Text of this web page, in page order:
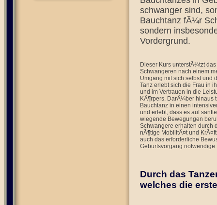
schwanger sind,
Bauchtanz fÃ¼r
sondern
Vordergrund.
Dieser Kurs unterstÃ¼tzt
Schwangeren nach einem
Umgang mit sich selbst und
Tanz erlebt sich die Frau in
und im Vertrauen in die
KÃ¶rpers. DarÃ¼ber hinaus
Bauchtanz in einen
und erlebt, dass es auf
wiegende Bewegungen
Schwangere erhalten durch
nÃ¶tige MobilitÃ¤t und
auch das erforderliche
Geburtsvorgang notwendige
Durch das
welches die